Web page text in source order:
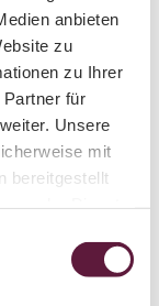
anbieten
zu
zu Ihrer
für
Unsere
mit
bereitgestellt
von den